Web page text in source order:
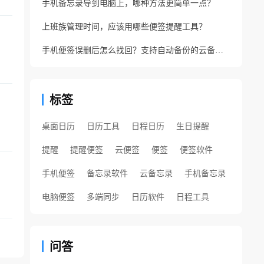
手机备忘录导到电脑上，哪种方法更简单一点？
上班族管理时间，应该用哪些便签提醒工具？
手机便签误删后怎么找回？支持自动备份的云备忘录软件
标签
桌面日历 日历工具 日程日历 生日提醒
提醒 提醒便签 云便签 便签 便签软件
手机便签 备忘录软件 云备忘录 手机备忘录
电脑便签 多端同步 日历软件 日程工具
问答